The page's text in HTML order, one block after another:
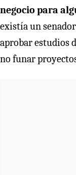
negocio para
existía un
aprobar estudios
no funar